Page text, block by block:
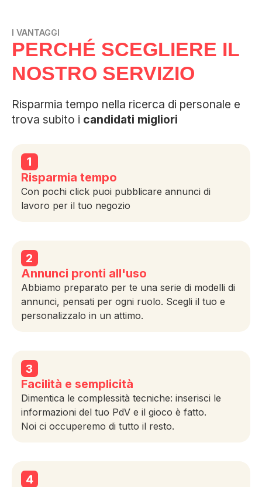
I VANTAGGI
PERCHÉ SCEGLIERE IL
NOSTRO SERVIZIO
Risparmia tempo nella ricerca di personale e
trova subito i candidati migliori
1
Risparmia tempo
Con pochi click puoi pubblicare annunci di
lavoro per il tuo negozio
2
Annunci pronti all'uso
Abbiamo preparato per te una serie di modelli di
annunci, pensati per ogni ruolo. Scegli il tuo e
personalizzalo in un attimo.
3
Facilità e semplicità
Dimentica le complessità tecniche: inserisci le
informazioni del tuo PdV e il gioco è fatto.
Noi ci occuperemo di tutto il resto.
4